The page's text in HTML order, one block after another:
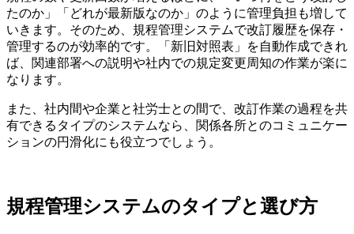
たのか」「どれが最新版なのか」のように管理負担も増して
いきます。そのため、規程管理システムで改訂履歴を保存・
管理するのが効率的です。「新旧対照表」を自動作成できれ
ば、関連部署への説明や社内での規定変更周知の作業が楽に
なります。
また、社内間や企業と社労士との間で、改訂作業の過程を共
有できるタイプのシステムなら、関係各所とのコミュニケー
ションの円滑化にも役立つでしょう。
規程管理システムのタイプと選び方